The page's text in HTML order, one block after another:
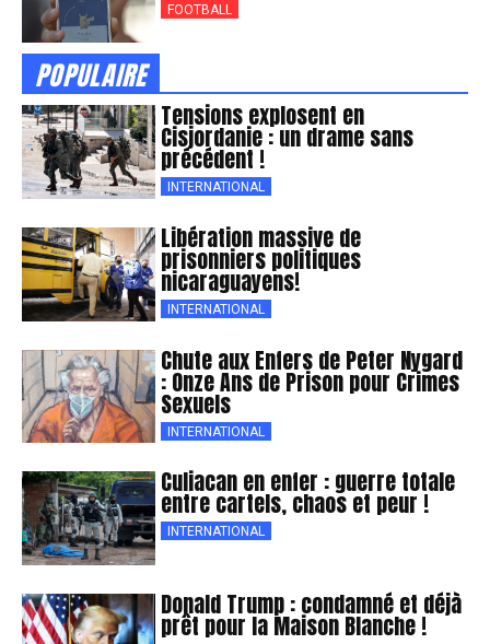
FOOTBALL
POPULAIRE
Tensions explosent en
Cisjordanie : un drame sans
précédent !
INTERNATIONAL
Libération massive de
prisonniers politiques
nicaraguayens!
INTERNATIONAL
Chute aux Enfers de Peter Nygard
: Onze Ans de Prison pour Crimes
Sexuels
INTERNATIONAL
Culiacan en enfer : guerre totale
entre cartels, chaos et peur !
INTERNATIONAL
Donald Trump : condamné et déjà
prêt pour la Maison Blanche !